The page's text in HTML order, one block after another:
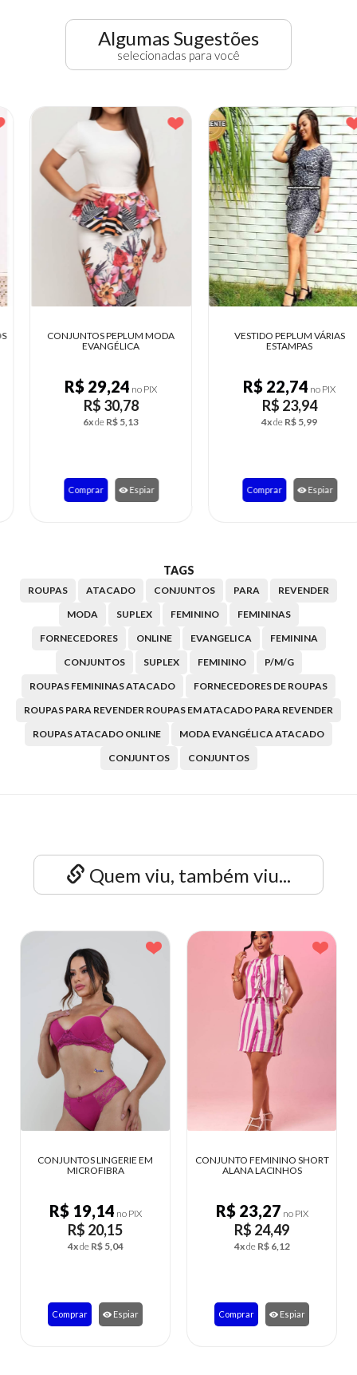
Algumas Sugestões
selecionadas para você
VESTIDOS MIDI VÁRIOS MODELOS
MODA EVANGÉLICA.
R$ 36,71no PIX
R$ 38,64
R$ 6,44
Comprar Espiar
CONJUNTOS PEPLUM MODA
EVANGÉLICA
R$ 29,24no PIX
R$ 30,78
R$ 5,13
Comprar Espiar
TAGS
ROUPAS ATACADO CONJUNTOS PARA
REVENDER
MODA
SUPLEX FEMININO
FEMININAS
FORNECEDORES
ONLINE EVANGELICA
FEMININA
CONJUNTOS
SUPLEX FEMININO
P/M/G
ROUPAS FEMININAS ATACADO
FORNECEDORES DE ROUPAS
ROUPAS PARA REVENDER ROUPAS EM ATACADO PARA REVENDER
ROUPAS ATACADO ONLINE
MODA EVANGÉLICA ATACADO
CONJUNTOS
CONJUNTOS
Quem viu, também viu...
CONJUNTO FEMININO SHORT
ALANA LACINHOS
R$ 23,27no PIX
R$ 24,49
4xdeR$ 6,12
Comprar Espiar
T-SHIRT FEMININA ALGODÃO
AMANDA
R$ 17,99no PIX
R$ 18,94
3xdeR$ 6,31
Comprar Espiar